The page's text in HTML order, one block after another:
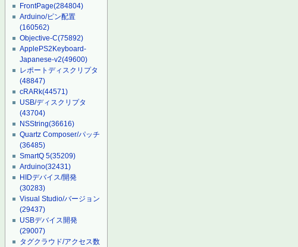
FrontPage(284804)
Arduino/ピン配置
(160562)
Objective-C(75892)
ApplePS2Keyboard-
Japanese-v2(49600)
レポートディスクリプタ
(48847)
cRARk(44571)
USB/ディスクリプタ
(43704)
NSString(36616)
Quartz Composer/パッチ
(36485)
SmartQ 5(35209)
Arduino(32431)
HIDデバイス/開発
(30283)
Visual Studio/バージョン
(29437)
USBデバイス開発
(29007)
タグクラウド/アクセス数